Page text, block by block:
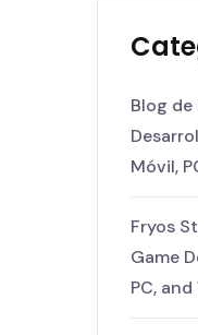
Blog
Móvil,
Fryos
Game
PC, and